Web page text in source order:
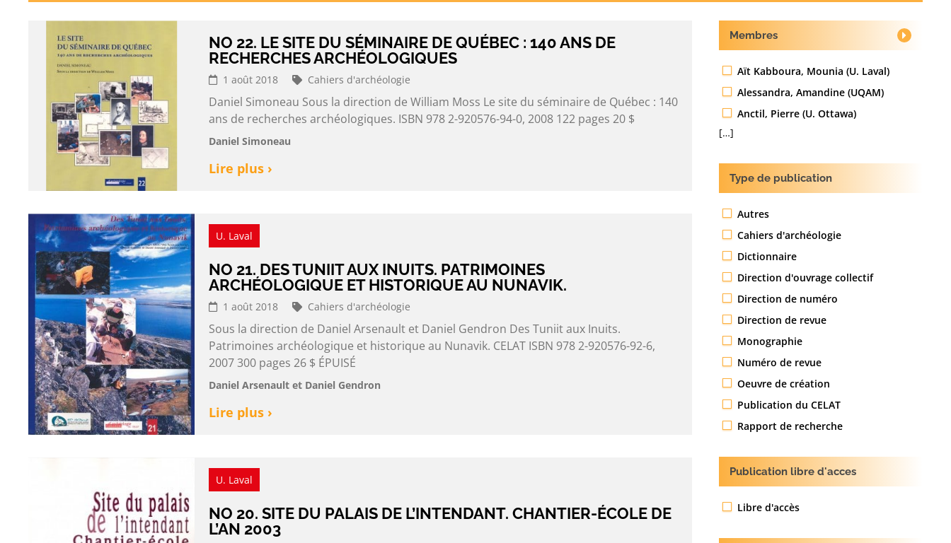
NO 22. LE SITE DU SÉMINAIRE DE QUÉBEC : 140 ANS DE
RECHERCHES ARCHÉOLOGIQUES
1 août 2018 Cahiers d'archéologie
Daniel Simoneau Sous la direction de William Moss Le site du séminaire de Québec : 140
ans de recherches archéologiques. ISBN 978 2-920576-94-0, 2008 122 pages 20 $
Daniel Simoneau
Lire plus ›
U. Laval
NO 21. DES TUNIIT AUX INUITS. PATRIMOINES
ARCHÉOLOGIQUE ET HISTORIQUE AU NUNAVIK.
1 août 2018 Cahiers d'archéologie
Sous la direction de Daniel Arsenault et Daniel Gendron Des Tuniit aux Inuits.
Patrimoines archéologique et historique au Nunavik. CELAT ISBN 978 2-920576-92-6,
2007 300 pages 26 $ ÉPUISÉ
Daniel Arsenault et Daniel Gendron
Lire plus ›
U. Laval
NO 20. SITE DU PALAIS DE L’INTENDANT. CHANTIER-ÉCOLE DE
L’AN 2003
Membres
Aït Kabboura, Mounia (U. Laval)
Alessandra, Amandine (UQAM)
Anctil, Pierre (U. Ottawa)
[…]
Type de publication
Autres
Cahiers d'archéologie
Dictionnaire
Direction d'ouvrage collectif
Direction de numéro
Direction de revue
Monographie
Numéro de revue
Oeuvre de création
Publication du CELAT
Rapport de recherche
Publication libre d'acces
Libre d'accès